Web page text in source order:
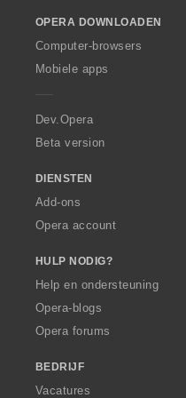
w
O
p
a
OPERA DOWNLOADEN
Computer-browsers
Mobiele apps
Dev.Opera
Beta version
DIENSTEN
Add-ons
Opera account
HULP NODIG?
Help en ondersteuning
Opera-blogs
Opera forums
BEDRIJF
Vacatures